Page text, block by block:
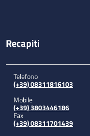
Recapiti
Telefono
(+39) 08311816103
Mobile
(+39) 3803446186
Fax
(+39) 08311701439